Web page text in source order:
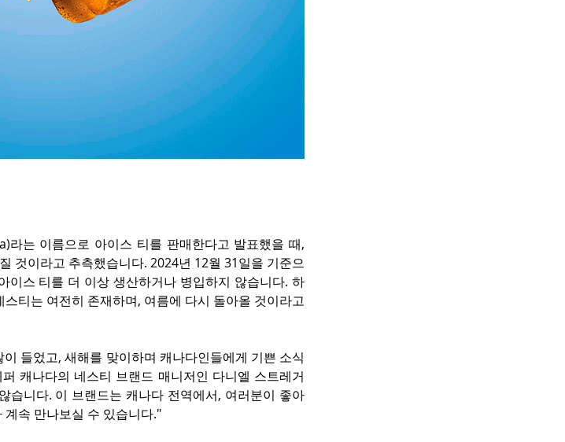
라는 이름으로 아이스 티를 판매한다고 발표했을 때,
것이라고 추측했습니다. 2024년 12월 31일을 기준으
이스 티를 더 이상 생산하거나 병입하지 않습니다. 하
티는 여전히 존재하며, 여름에 다시 돌아올 것이라고
들었고, 새해를 맞이하며 캐나다인들에게 기쁜 소식
캐나다의 네스티 브랜드 매니저인 다니엘 스트레거
습니다. 이 브랜드는 캐나다 전역에서, 여러분이 좋아
속 만나보실 수 있습니다."